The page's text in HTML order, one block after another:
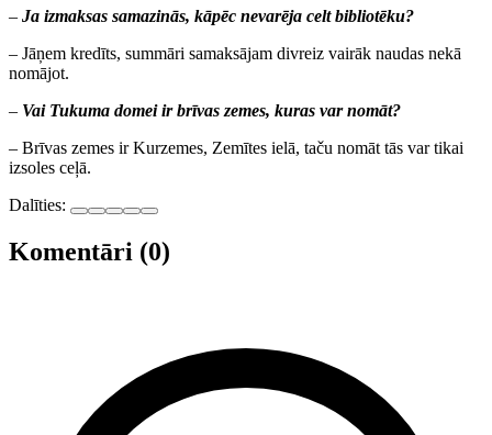
– Ja izmaksas samazinās, kāpēc nevarēja celt bibliotēku?
– Jāņem kredīts, summāri samaksājam divreiz vairāk naudas nekā
nomājot.
– Vai Tukuma domei ir brīvas zemes, kuras var nomāt?
– Brīvas zemes ir Kurzemes, Zemītes ielā, taču nomāt tās var tikai
izsoles ceļā.
Dalīties:
Komentāri (0)